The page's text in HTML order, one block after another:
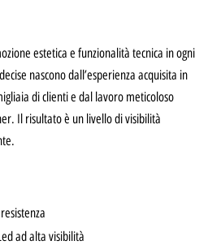
estetica e funzionalità tecnica in ogni
nascono dall’esperienza acquisita in
di clienti e dal lavoro meticoloso
Il risultato è un livello di visibilità
ad alta visibilità